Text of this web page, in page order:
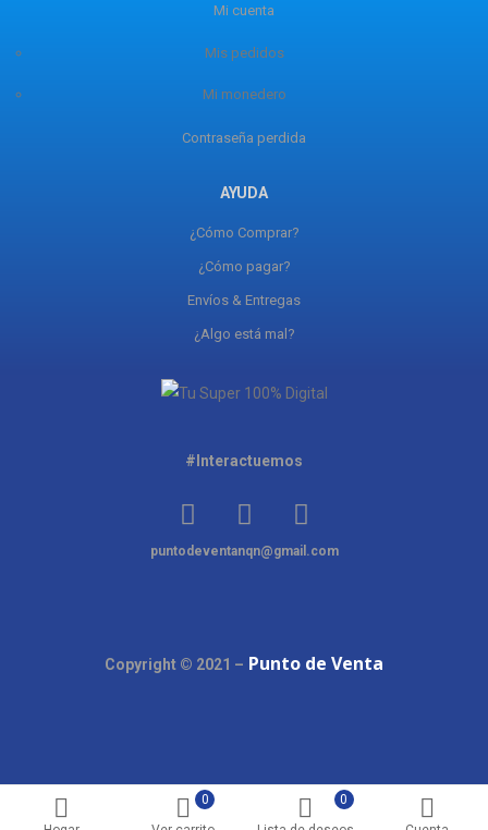
0
0
Mi cuenta
Mis pedidos
Mi monedero
Contraseña perdida
AYUDA
¿Cómo Comprar?
¿Cómo pagar?
Envíos & Entregas
¿Algo está mal?
#Interactuemos
puntodeventanqn@gmail.com
Copyright © 2021 – Punto de Venta